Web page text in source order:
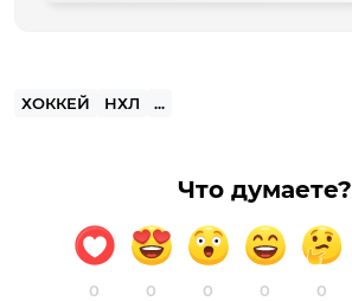
ХОККЕЙ НХЛ ...
Что думаете?
0 0 0 0 0